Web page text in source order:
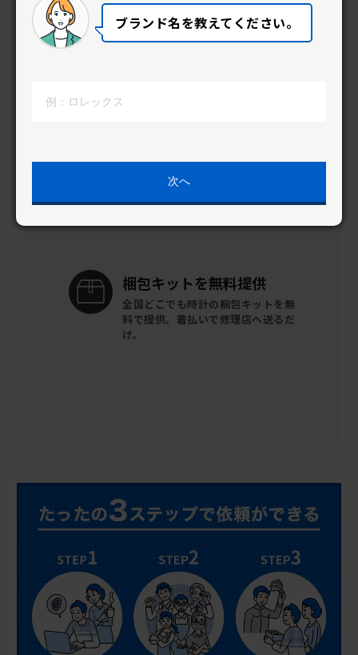
WEBから簡単「まとめて見
積り」
優れた技術でリーズナブルに
ホールができます。
梱包キットを無料提供
全国どこでも時計の梱包キットを 無
料で提供。 着払いで修理店へ送るだ
け。
ブランド名を教えてください。
次へ